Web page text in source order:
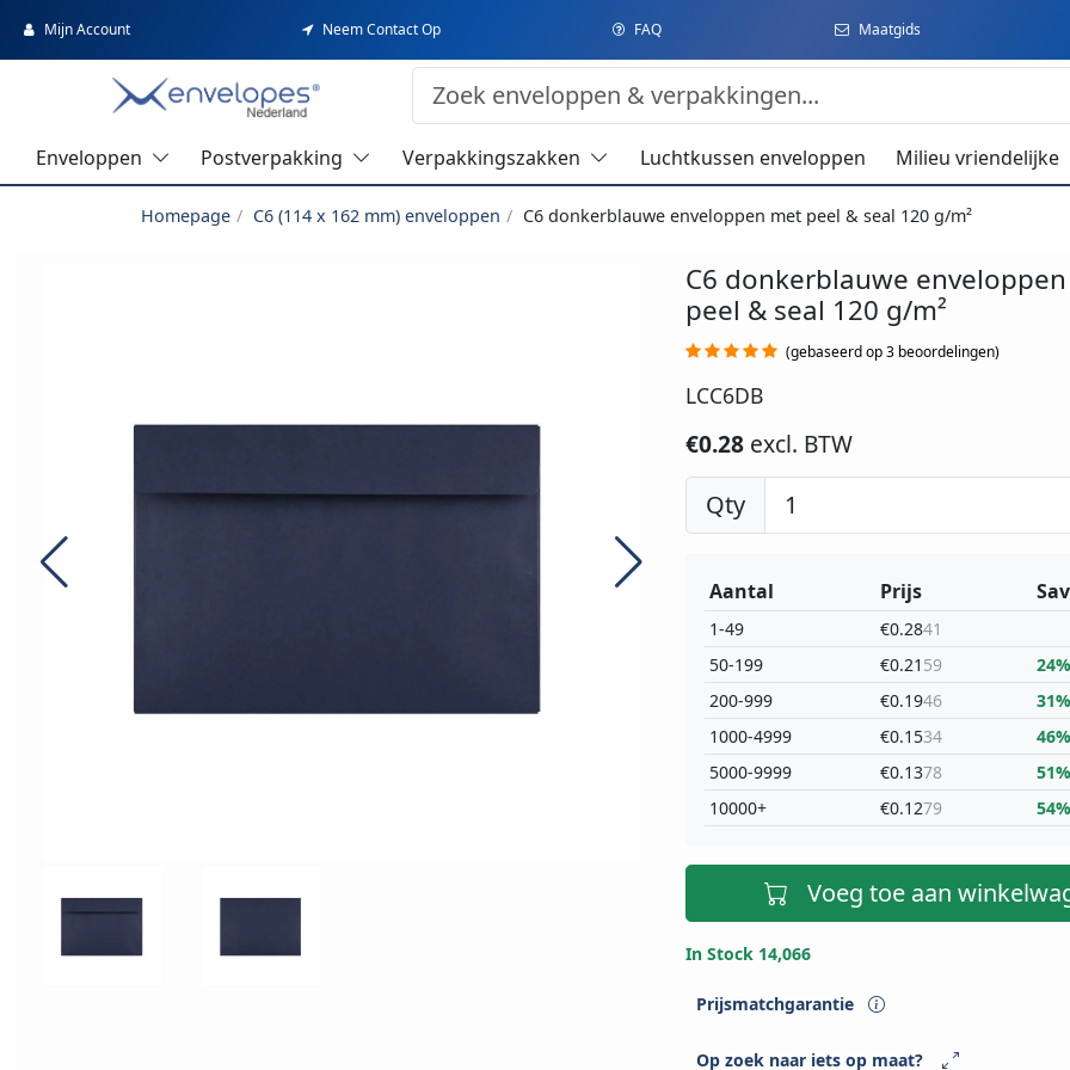
Mijn Account Neem Contact Op FAQ Maatgids
Enveloppen Postverpakking Verpakkingszakken Luchtkussen enveloppen Milieu vriendelijke
Homepage C6 (114 x 162 mm) enveloppen C6 donkerblauwe enveloppen met peel & seal 120 g/m²
C6 donkerblauwe
peel & seal 120 g/m²
(gebaseerd op 3 beoordelingen)
LCC6DB
€0.28 excl. BTW
Qty
Aantal
1-49
50-199
200-999
1000-4999
5000-9999
10000+
Prijs
€0.2841
€0.21 59
€0.1946
€0.1534
€0.1378
€0.1279
24%
31%
46%
51%
54%
Voeg toe aan
In Stock 14,066
Prijsmatchgarantie
Op zoek naar iets op maat?